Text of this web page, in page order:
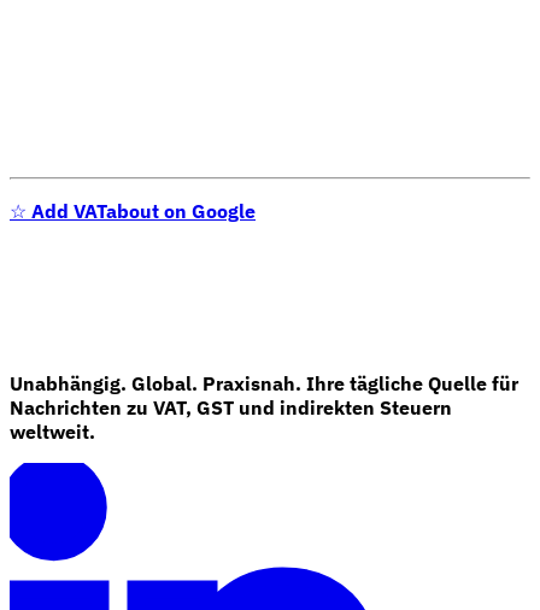
☆ Add VATabout on Google
Unabhängig. Global. Praxisnah. Ihre tägliche Quelle für
Nachrichten zu VAT, GST und indirekten Steuern
weltweit.